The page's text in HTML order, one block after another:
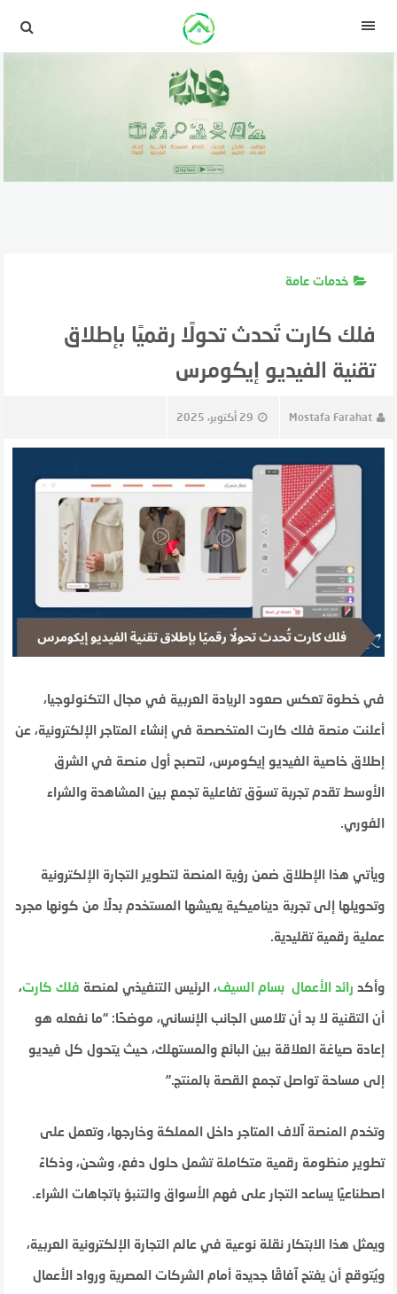
القائمة
خدمات عامة
فلك كارت تُحدث تحولًا رقميًا بإطلاق
تقنية الفيديو إيكومرس
Mostafa Farahat 29 أكتوبر، 2025
في خطوة تعكس صعود الريادة العربية في مجال التكنولوجيا،
أعلنت منصة فلك كارت المتخصصة في إنشاء المتاجر الإلكترونية، عن
إطلاق خاصية الفيديو إيكومرس، لتصبح أول منصة في الشرق
الأوسط تقدم تجربة تسوّق تفاعلية تجمع بين المشاهدة والشراء
الفوري.
ويأتي هذا الإطلاق ضمن رؤية المنصة لتطوير التجارة الإلكترونية
وتحويلها إلى تجربة ديناميكية يعيشها المستخدم بدلًا من كونها مجرد
عملية رقمية تقليدية.
وأكد رائد الأعمال بسام السيف، الرئيس التنفيذي لمنصة فلك كارت،
أن التقنية لا بد أن تلامس الجانب الإنساني، موضحًا: “ما نفعله هو
إعادة صياغة العلاقة بين البائع والمستهلك، حيث يتحول كل فيديو
إلى مساحة تواصل تجمع القصة بالمنتج.”
وتخدم المنصة آلاف المتاجر داخل المملكة وخارجها، وتعمل على
تطوير منظومة رقمية متكاملة تشمل حلول دفع، وشحن، وذكاءً
اصطناعيًا يساعد التجار على فهم الأسواق والتنبؤ باتجاهات الشراء.
ويمثل هذا الابتكار نقلة نوعية في عالم التجارة الإلكترونية العربية،
ويُتوقع أن يفتح آفاقًا جديدة أمام الشركات المصرية ورواد الأعمال